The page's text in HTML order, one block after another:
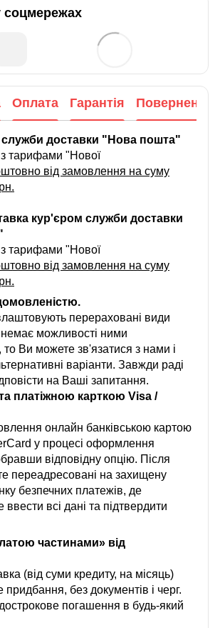
Оплата Гарантія Повернення
служби доставки "Нова пошта"
з тарифами "Нової
від замовлення на суму
кур'єром служби доставки
з тарифами "Нової
від замовлення на суму
перераховані види
можливості ними
то Ви можете зв'язатися з нами і
варіанти. Завжди раді
на Ваші запитання.
платіжною карткою Visa /
онлайн банківською картою
у процесі оформлення
відповідну опцію. Після
переадресовані на захищену
безпечних платежів, де
ввести всі дані та підтвердити
частинами» від
(від суми кредиту, на місяць)
без документів і черг.
погашення в будь-який